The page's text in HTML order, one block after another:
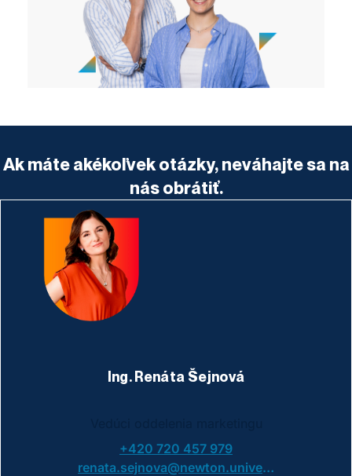
Ak máte akékoľvek otázky, neváhajte sa na
nás obrátiť.
Ing. Renáta Šejnová
+420 720 457 979
renata.sejnova@newton.university